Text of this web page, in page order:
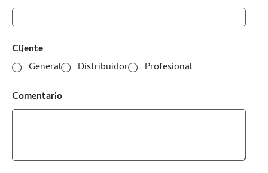
Cliente
General
Distribuidor
Profesional
Comentario